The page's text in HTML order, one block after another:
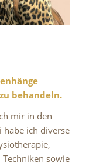
3 4 5 6 7 8 9
behandeln.
mir in den
habe ich diverse
sowie